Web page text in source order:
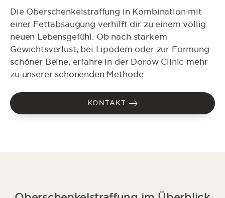
Die Oberschenkelstraffung in Kombination mit
einer Fettabsaugung verhilft dir zu einem völlig
neuen Lebensgefühl. Ob nach starkem
Gewichtsverlust, bei Lipödem oder zur Formung
schöner Beine, erfahre in der Dorow Clinic mehr
zu unserer schonenden Methode.
KONTAKT